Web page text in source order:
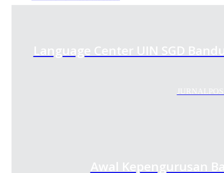
Language Center UIN SGD
Awal Kepengurusan